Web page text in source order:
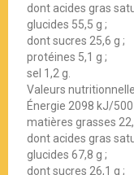
dont acides gras
glucides 55,5 g ;
dont sucres 25,6 g ;
protéines 5,1 g ;
sel 1,2 g.
Valeurs
Énergie 2098 kJ/500
matières grasses
dont acides gras
glucides 67,8 g ;
dont sucres 26,1 g ;